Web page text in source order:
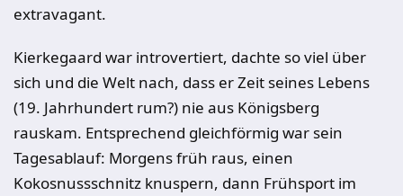
extravagant.
Kierkegaard war introvertiert, dachte so viel über
sich und die Welt nach, dass er Zeit seines Lebens
(19. Jahrhundert rum?) nie aus Königsberg
rauskam. Entsprechend gleichförmig war sein
Tagesablauf: Morgens früh raus, einen
Kokosnussschnitz knuspern, dann Frühsport im